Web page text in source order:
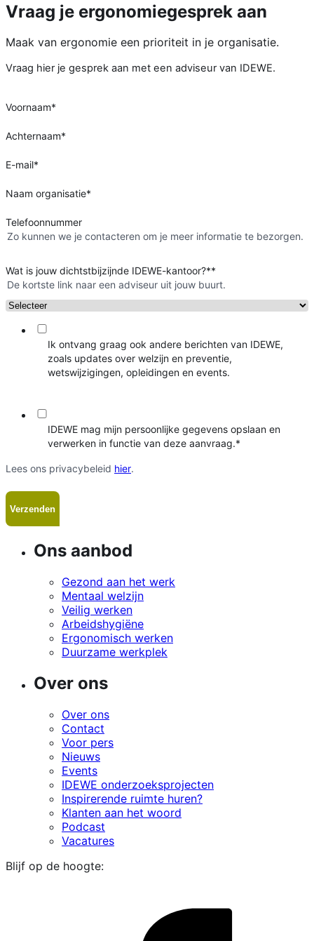
Vraag je ergonomiegesprek aan
Maak van ergonomie een prioriteit in je organisatie.
Vraag hier je gesprek aan met een adviseur van IDEWE.
Voornaam*
Achternaam*
E-mail*
Naam organisatie*
Telefoonnummer
Zo kunnen we je contacteren om je meer informatie te bezorgen.
Wat is jouw dichtstbijzijnde IDEWE-kantoor?**
De kortste link naar een adviseur uit jouw buurt.
Ik ontvang graag ook andere berichten van IDEWE,
zoals updates over welzijn en preventie,
wetswijzigingen, opleidingen en events.
IDEWE mag mijn persoonlijke gegevens opslaan en
verwerken in functie van deze aanvraag.*
Lees ons privacybeleid hier.
Ons aanbod
Gezond aan het werk
Mentaal welzijn
Veilig werken
Arbeidshygiëne
Ergonomisch werken
Duurzame werkplek
Over ons
Over ons
Contact
Voor pers
Nieuws
Events
IDEWE onderzoeksprojecten
Inspirerende ruimte huren?
Klanten aan het woord
Podcast
Vacatures
Blijf op de hoogte: